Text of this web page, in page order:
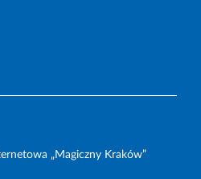
„Magiczny Kraków”